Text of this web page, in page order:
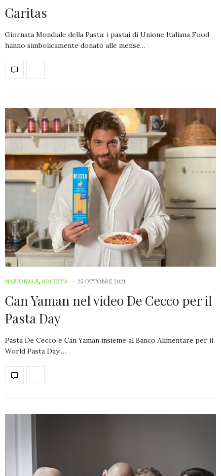
Caritas
Giornata Mondiale della Pasta: i pastai di Unione Italiana Food
hanno simbolicamente donato alle mense…
NAZIONALE, SOCIETÀ 25 OTTOBRE 2021
Can Yaman nel video De Cecco per il
Pasta Day
Pasta De Cecco e Can Yaman insieme al Banco Alimentare per il
World Pasta Day:…